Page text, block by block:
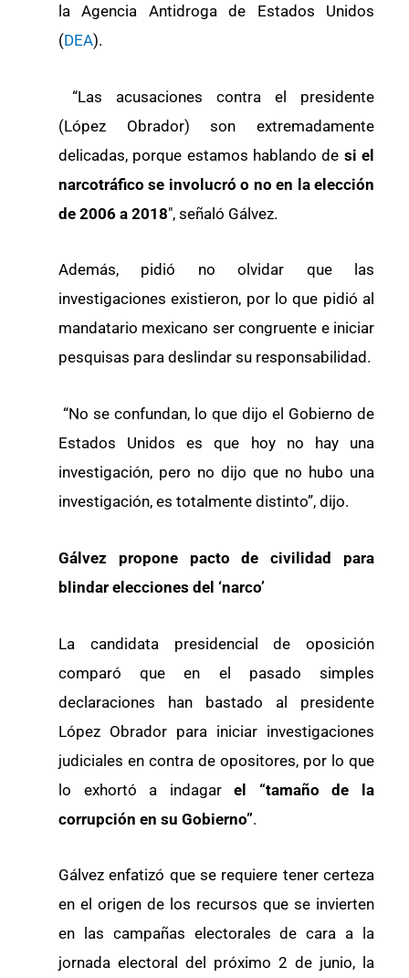
la Agencia Antidroga de Estados Unidos
(DEA).
“Las acusaciones contra el presidente
(López Obrador) son extremadamente
delicadas, porque estamos hablando de si el
narcotráfico se involucró o no en la elección
de 2006 a 2018″, señaló Gálvez.
Además, pidió no olvidar que las
investigaciones existieron, por lo que pidió al
mandatario mexicano ser congruente e iniciar
pesquisas para deslindar su responsabilidad.
“No se confundan, lo que dijo el Gobierno de
Estados Unidos es que hoy no hay una
investigación, pero no dijo que no hubo una
investigación, es totalmente distinto”, dijo.
Gálvez propone pacto de civilidad para
blindar elecciones del ‘narco’
La candidata presidencial de oposición
comparó que en el pasado simples
declaraciones han bastado al presidente
López Obrador para iniciar investigaciones
judiciales en contra de opositores, por lo que
lo exhortó a indagarel “tamaño de la
corrupción en su Gobierno”.
Gálvez enfatizó que se requiere tener certeza
en el origen de los recursos que se invierten
en las campañas electorales de cara a la
jornada electoral del próximo 2 de junio, la